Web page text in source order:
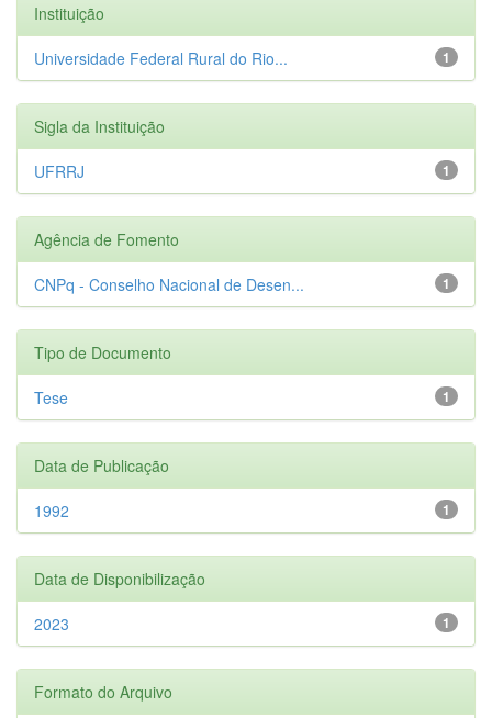
Instituição
1
Universidade Federal Rural do Rio...
Sigla da Instituição
1
UFRRJ
Agência de Fomento
1
CNPq - Conselho Nacional de Desen...
Tipo de Documento
1
Tese
Data de Publicação
1
1992
Data de Disponibilização
1
2023
Formato do Arquivo